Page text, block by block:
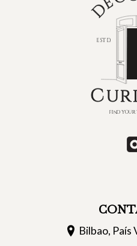
Bilbao, País